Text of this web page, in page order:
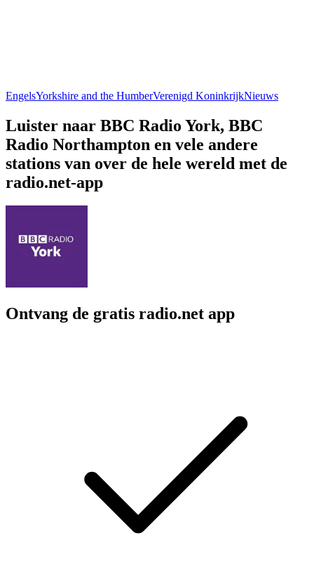
EngelsYorkshire and the HumberVerenigd KoninkrijkNieuws
Luister naar BBC Radio York, BBC
Radio Northampton en vele andere
stations van over de hele wereld met de
radio.net-app
Ontvang de gratis radio.net app